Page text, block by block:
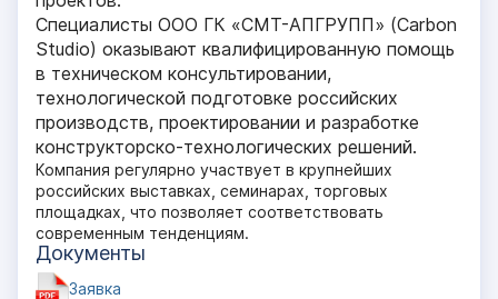
Специалисты ООО ГК «СМТ-АПГРУПП» (Carbon
Studio) оказывают квалифицированную помощь
в техническом консультировании,
технологической подготовке российских
производств, проектировании и разработке
конструкторско-технологических решений.
Компания регулярно участвует в крупнейших
российских выставках, семинарах, торговых
площадках, что позволяет соответствовать
современным тенденциям.
Документы
Заявка